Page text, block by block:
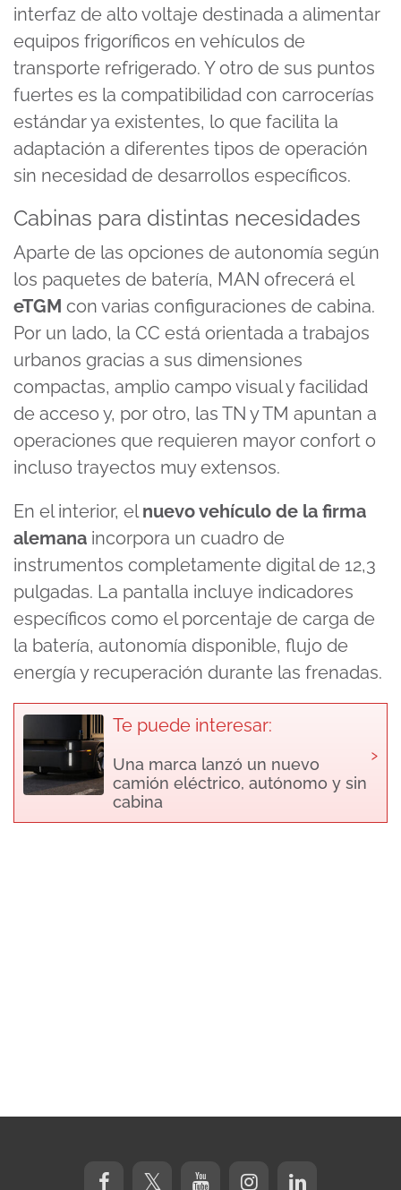
interfaz de alto voltaje destinada a alimentar
equipos frigoríficos en vehículos de
transporte refrigerado. Y otro de sus puntos
fuertes es la compatibilidad con carrocerías
estándar ya existentes, lo que facilita la
adaptación a diferentes tipos de operación
sin necesidad de desarrollos específicos.
Cabinas para distintas necesidades
Aparte de las opciones de autonomía según
los paquetes de batería, MAN ofrecerá el
eTGM con varias configuraciones de cabina.
Por un lado, la CC está orientada a trabajos
urbanos gracias a sus dimensiones
compactas, amplio campo visual y facilidad
de acceso y, por otro, las TN y TM apuntan a
operaciones que requieren mayor confort o
incluso trayectos muy extensos.
En el interior, elnuevo vehículo de la firma
alemana incorpora un cuadro de
instrumentos completamente digital de 12,3
pulgadas. La pantalla incluye indicadores
específicos como el porcentaje de carga de
la batería, autonomía disponible, flujo de
energía y recuperación durante las frenadas.
Te puede interesar:
Una marca lanzó un nuevo
camión eléctrico, autónomo y sin
cabina
›